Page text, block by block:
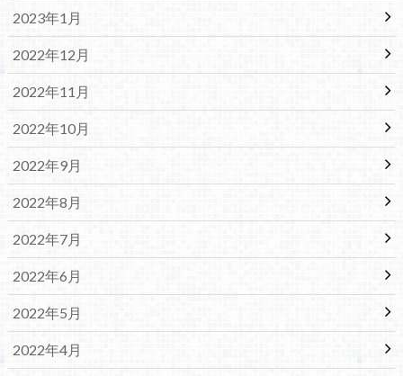
2023年1月
2022年12月
2022年11月
2022年10月
2022年9月
2022年8月
2022年7月
2022年6月
2022年5月
2022年4月